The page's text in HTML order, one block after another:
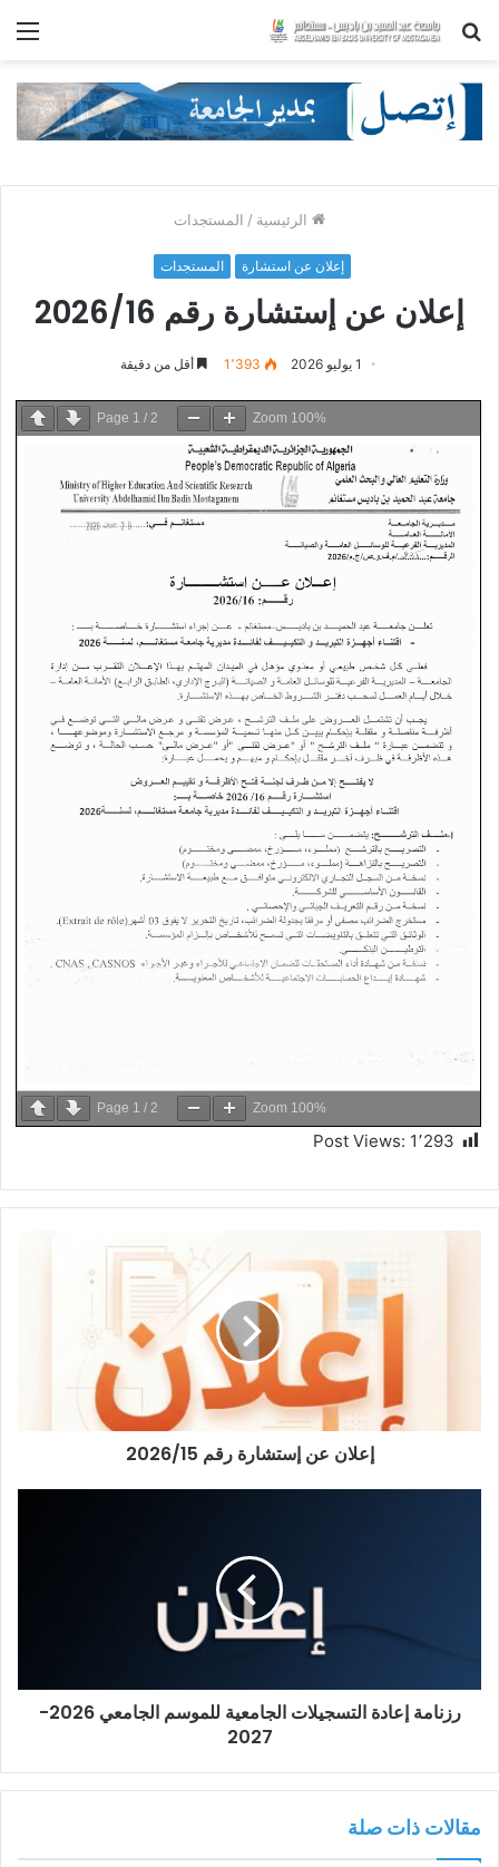
بحث
الرئيسية / المستجدات
إعلان عن استشارة المستجدات
إعلان عن إستشارة رقم 2026/16
1 يوليو 2026 1٬393 أقل من دقيقة
Page 1 / 2 Zoom 100%
Page 1 / 2 Zoom 100%
Post Views: 1٬293
إعلان عن إستشارة رقم 2026/15
رزنامة إعادة التسجيلات الجامعية للموسم الجامعي 2026-
2027
مقالات ذات صلة